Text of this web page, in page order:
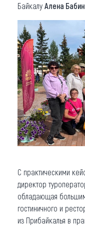
Байкалу Алена
С практическими
директор
обладающая
гостиничного и
из Прибайкалья в